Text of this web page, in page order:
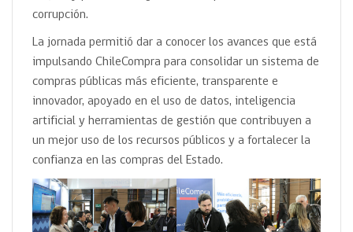
corrupción.
La jornada permitió dar a conocer los avances que está
impulsando ChileCompra para consolidar un sistema de
compras públicas más eficiente, transparente e
innovador, apoyado en el uso de datos, inteligencia
artificial y herramientas de gestión que contribuyen a
un mejor uso de los recursos públicos y a fortalecer la
confianza en las compras del Estado.